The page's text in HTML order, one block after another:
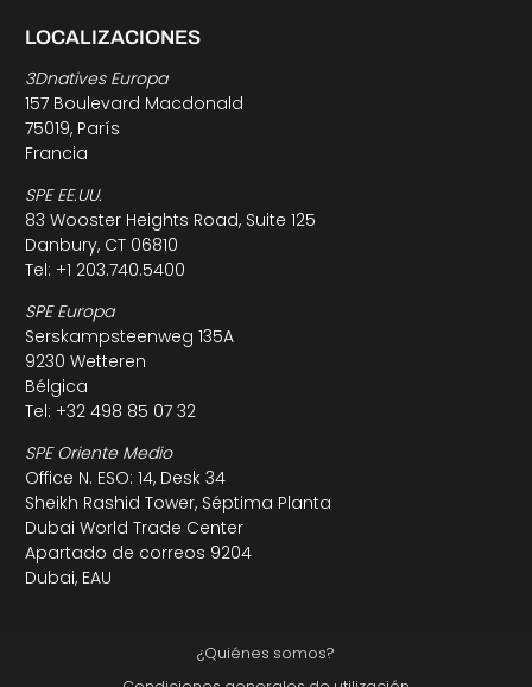
LOCALIZACIONES
3Dnatives Europa
157 Boulevard Macdonald
75019, París
Francia
SPE EE.UU.
83 Wooster Heights Road, Suite 125
Danbury, CT 06810
Tel: +1 203.740.5400
SPE Europa
Serskampsteenweg 135A
9230 Wetteren
Bélgica
Tel: +32 498 85 07 32
SPE Oriente Medio
Office N. ESO: 14, Desk 34
Sheikh Rashid Tower, Séptima Planta
Dubai World Trade Center
Apartado de correos 9204
Dubai, EAU
¿Quiénes somos?